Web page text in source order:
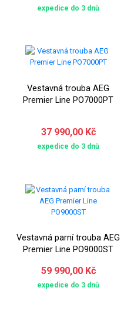
expedice do 3 dnů
Vestavná trouba AEG
Premier Line PO7000PT
37 990,00 Kč
expedice do 3 dnů
Vestavná parní trouba AEG
Premier Line PO9000ST
59 990,00 Kč
expedice do 3 dnů